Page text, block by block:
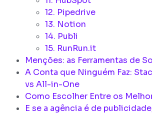
12. Pipedrive
13. Notion
14. Publi
15. RunRun.it
Menções: as Ferramentas de
A Conta que Ninguém Faz:
vs All-in-One
Como Escolher Entre os
E se a agência é de